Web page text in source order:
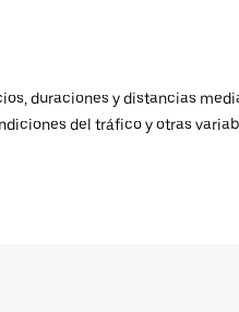
duraciones y distancias
del tráfico y otras